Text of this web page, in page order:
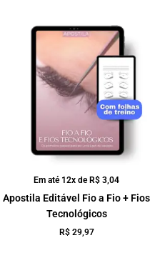
Em até 12x de R$ 3,04
Apostila Editável Fio a Fio + Fios
Tecnológicos
R$29,97